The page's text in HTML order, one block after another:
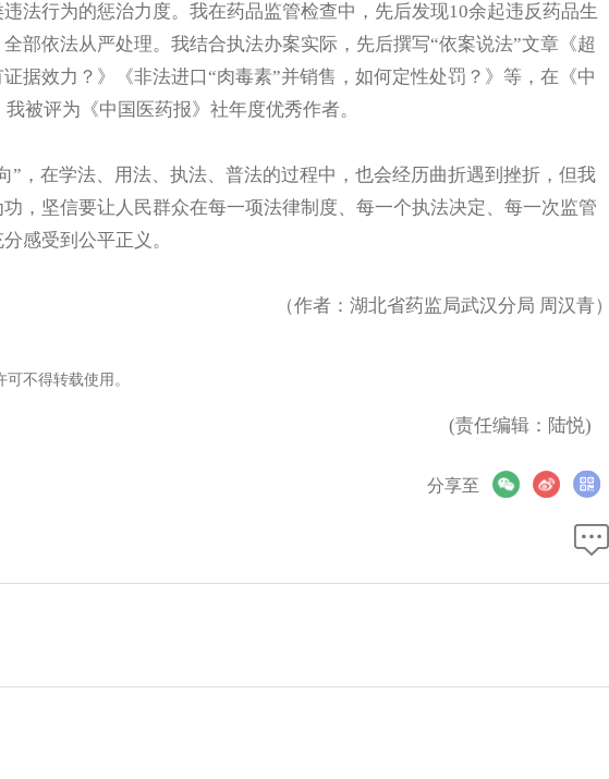
法行为的惩治力度。我在药品监管检查中，先后发现10余起违反药品生
部依法从严处理。我结合执法办案实际，先后撰写“依案说法”文章《超
据效力？》《非法进口“肉毒素”并销售，如何定性处罚？》等，在《中
被评为《中国医药报》社年度优秀作者。
”，在学法、用法、执法、普法的过程中，也会经历曲折遇到挫折，但我
，坚信要让人民群众在每一项法律制度、每一个执法决定、每一次监管
感受到公平正义。
（作者：湖北省药监局武汉分局 周汉青）
不得转载使用。
(责任编辑：陆悦)
分享至